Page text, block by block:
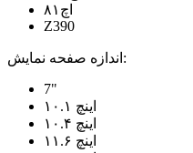
اچ۸۱
Z390
اندازه صفحه نمایش:
7"
۱۰.۱ اینچ
۱۰.۴ اینچ
۱۱.۶ اینچ